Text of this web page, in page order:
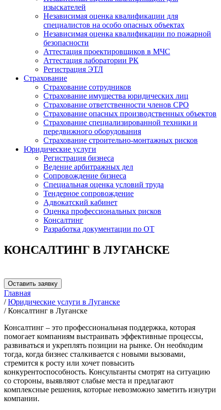
изыскателей
Независимая оценка квалификации для
специалистов на особо опасных объектах
Независимая оценка квалификации по пожарной
безопасности
Аттестация проектировщиков в МЧС
Аттестация лаборатории РК
Регистрация ЭТЛ
Страхование
Страхование сотрудников
Страхование имущества юридических лиц
Страхование ответственности членов СРО
Страхование опасных производственных объектов
Страхование специализированной техники и
передвижного оборудования
Страхование строительно-монтажных рисков
Юридические услуги
Регистрация бизнеса
Ведение арбитражных дел
Сопровождение бизнеса
Специальная оценка условий труда
Тендерное сопровождение
Адвокатский кабинет
Оценка профессиональных рисков
Консалтинг
Разработка документации по ОТ
КОНСАЛТИНГ В ЛУГАНСКЕ
Оставить заявку
Главная
/Юридические услуги в Луганске
/Консалтинг в Луганске
Консалтинг – это профессиональная поддержка, которая
помогает компаниям выстраивать эффективные процессы,
развиваться и укреплять позиции на рынке. Он необходим
тогда, когда бизнес сталкивается с новыми вызовами,
стремится к росту или хочет повысить
конкурентоспособность. Консультанты смотрят на ситуацию
со стороны, выявляют слабые места и предлагают
комплексные решения, которые невозможно заметить изнутри
компании.